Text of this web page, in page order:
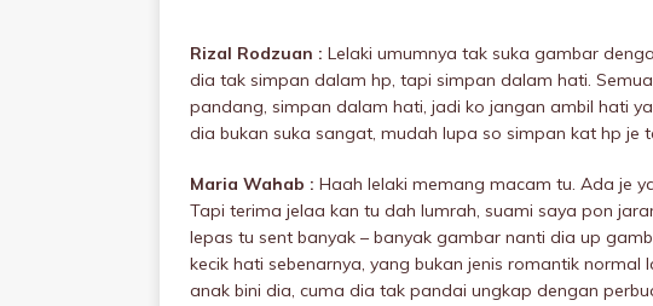
Rizal Rodzuan : Lelaki umumnya tak suka gambar
dia tak simpan dalam hp, tapi simpan dalam hati.
pandang, simpan dalam hati, jadi ko jangan ambil hati
dia bukan suka sangat, mudah lupa so simpan kat hp je
Maria Wahab : Haah lelaki memang macam tu. Ada je
Tapi terima jelaa kan tu dah lumrah, suami saya pon
lepas tu sent banyak – banyak gambar nanti dia up
kecik hati sebenarnya, yang bukan jenis romantik
anak bini dia, cuma dia tak pandai ungkap dengan